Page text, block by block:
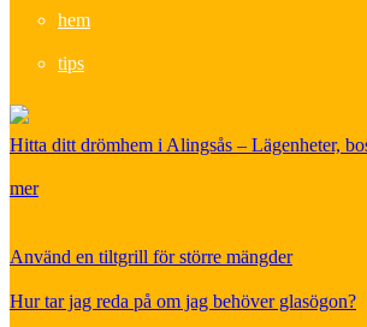
hem
tips
Hitta ditt drömhem i Alingsås – Lägenheter,
mer
Använd en tiltgrill för större mängder
Hur tar jag reda på om jag behöver glasögon?